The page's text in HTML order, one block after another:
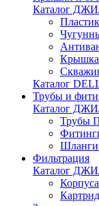
Каталог
Крышка
Каталог
Трубы и
Каталог
Трубы
Шланги
Фильтрация
Каталог